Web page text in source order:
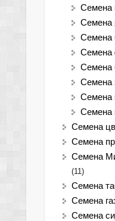
Семена
Семена
Семена
Семена
Семена
Семена
Семена
Семена
Семена
Семена
Семена
(11)
Семена
Семена
Семена